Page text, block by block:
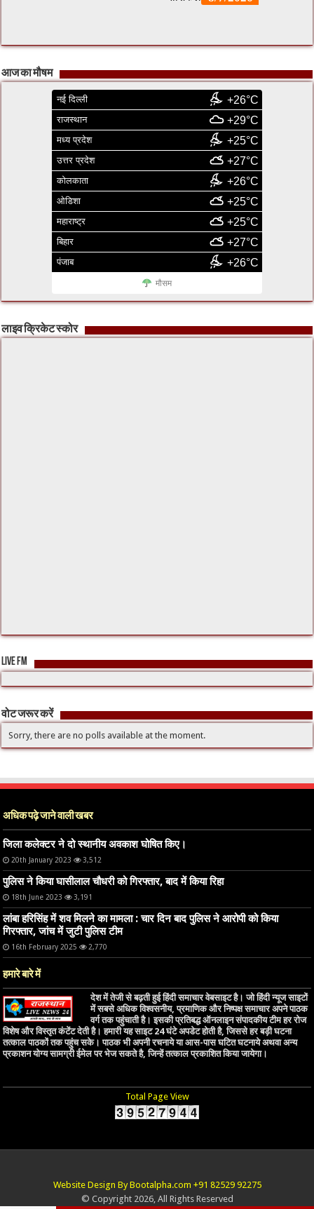
आज का मौषम
नई दिल्ली +26°C
राजस्थान +29°C
मध्य प्रदेश +25°C
उत्तर प्रदेश +27°C
कोलकाता +26°C
ओडिशा +25°C
महाराष्ट्र +25°C
बिहार +27°C
पंजाब +26°C
मौसम
लाइव क्रिकेट स्कोर
LIVE FM
वोट जरूर करें
Sorry, there are no polls available at the moment.
अधिक पढ़े जाने वाली खबर
जिला कलेक्टर ने दो स्थानीय अवकाश घोषित किए।
20th January 2023 3,512
पुलिस ने किया घासीलाल चौधरी को गिरफ्तार, बाद में किया रिहा
18th June 2023 3,191
लांबा हरिसिंह में शव मिलने का मामला : चार दिन बाद पुलिस ने आरोपी को किया
गिरफ्तार, जांच में जुटी पुलिस टीम
16th February 2025 2,770
हमारे बारे में
देश में तेजी से बढ़ती हुई हिंदी समाचार वेबसाइट है। जो हिंदी न्यूज साइटों
में सबसे अधिक विश्वसनीय, प्रमाणिक और निष्पक्ष समाचार अपने पाठक
वर्ग तक पहुंचाती है। इसकी प्रतिबद्ध ऑनलाइन संपादकीय टीम हर रोज
विशेष और विस्तृत कंटेंट देती है। हमारी यह साइट 24 घंटे अपडेट होती है, जिससे हर बड़ी घटना
तत्काल पाठकों तक पहुंच सके। पाठक भी अपनी रचनाये या आस-पास घटित घटनाये अथवा अन्य
प्रकाशन योग्य सामग्री ईमेल पर भेज सकते है, जिन्हें तत्काल प्रकाशित किया जायेगा।
Total Page View
Website Design By Bootalpha.com +91 82529 92275
© Copyright 2026, All Rights Reserved